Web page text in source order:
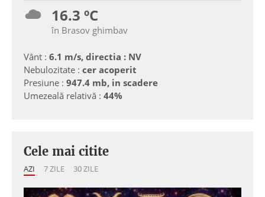
16.3 ºC
în Brasov ghimbav
Vânt : 6.1 m/s, directia : NV
Nebulozitate : cer acoperit
Presiune : 947.4 mb, in scadere
Umezeală relativă : 44%
Cele mai citite
AZI 7 ZILE 30 ZILE